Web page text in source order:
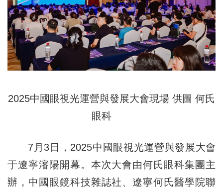
2025中國眼視光運營與發展大會現場 供圖 何氏
眼科
7月3日，2025中國眼視光運營與發展大會
于遼寧瀋陽開幕。本次大會由何氏眼科集團主
辦，中國眼鏡科技雜誌社、遼寧何氏醫學院聯